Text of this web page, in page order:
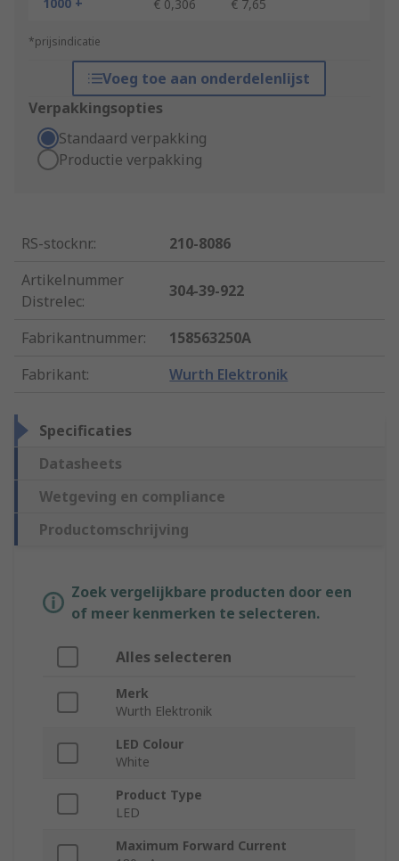
1000 +
€ 0,306 € 7,65
*prijsindicatie
Voeg toe aan onderdelenlijst
Verpakkingsopties
Standaard verpakking
Productie verpakking
RS-stocknr.:
210-8086
Artikelnummer
Distrelec:
304-39-922
Fabrikantnummer:
158563250A
Fabrikant: Wurth Elektronik
Specificaties
Datasheets
Wetgeving en compliance
Productomschrijving
Zoek vergelijkbare producten door een
of meer kenmerken te selecteren.
Alles selecteren
Merk
Wurth Elektronik
LED Colour
White
Product Type
LED
Maximum Forward Current